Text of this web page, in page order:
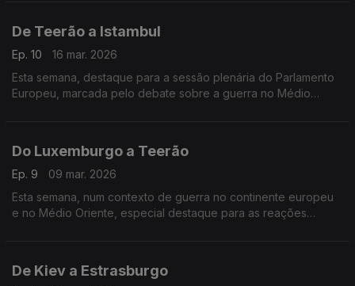
De Teerão a Istambul
Ep. 10
16 mar. 2026
Esta semana, destaque para a sessão plenária do Parlamento
Europeu, marcada pelo debate sobre a guerra no Médio
Do Luxemburgo a Teerão
Ep. 9
09 mar. 2026
Esta semana, num contexto de guerra no continente europeu
e no Médio Oriente, especial destaque para as reações
De Kiev a Estrasburgo